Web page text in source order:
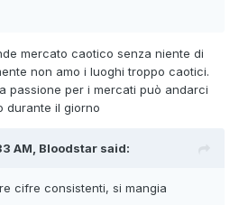
mercato caotico senza niente di
non amo i luoghi troppo caotici.
passione per i mercati può andarci
durante il giorno
AM, Bloodstar said:
cifre consistenti, si mangia